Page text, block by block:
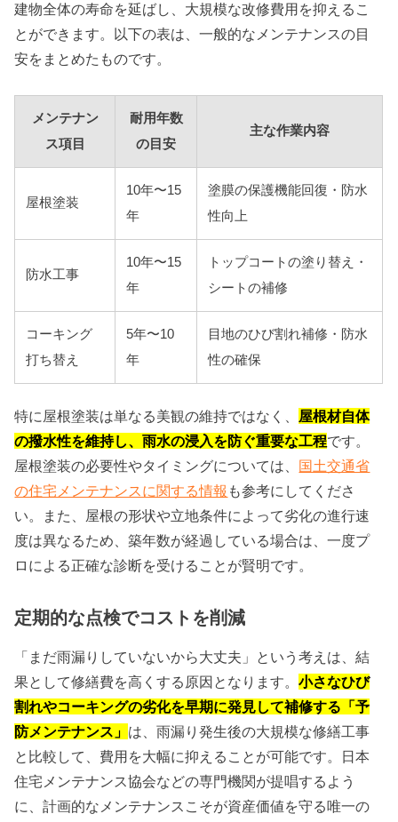
建物全体の寿命を延ばし、大規模な改修費用を抑えるこ
とができます。以下の表は、一般的なメンテナンスの目
安をまとめたものです。
メンテナン
ス項目
耐用年数
の目安
主な作業内容
屋根塗装
10年〜15
年
塗膜の保護機能回復・防水
性向上
防水工事
10年〜15
年
トップコートの塗り替え・
シートの補修
コーキング
打ち替え
5年〜10
年
目地のひび割れ補修・防水
性の確保
特に屋根塗装は単なる美観の維持ではなく、 屋根材自体
の撥水性を維持し、雨水の浸入を防ぐ重要な工程です。
屋根塗装の必要性やタイミングについては、 国土交通省
の住宅メンテナンスに関する情報 も参考にしてくださ
い。また、屋根の形状や立地条件によって劣化の進行速
度は異なるため、築年数が経過している場合は、一度プ
ロによる正確な診断を受けることが賢明です。
定期的な点検でコストを削減
「まだ雨漏りしていないから大丈夫」という考えは、結
果として修繕費を高くする原因となります。小さなひび
割れやコーキングの劣化を早期に発見して補修する「予
防メンテナンス」 は、雨漏り発生後の大規模な修繕工事
と比較して、費用を大幅に抑えることが可能です。日本
住宅メンテナンス協会などの専門機関が提唱するよう
に、計画的なメンテナンスこそが資産価値を守る唯一の